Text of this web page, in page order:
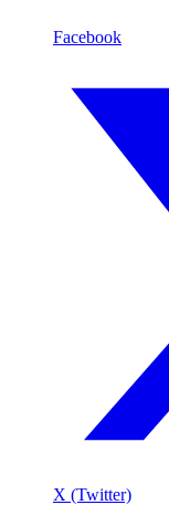
Facebook
X (Twitter)